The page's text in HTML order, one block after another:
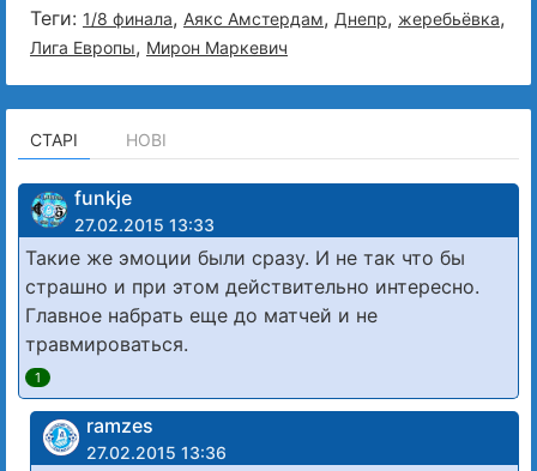
Теги: 1/8 финала, Аякс Амстердам, Днепр, жеребьёвка,
Лига Европы, Мирон Маркевич
СТАРІ НОВІ
funkje
27.02.2015 13:33
Такие же эмоции были сразу. И не так что бы
страшно и при этом действительно интересно.
Главное набрать еще до матчей и не
травмироваться.
1
ramzes
27.02.2015 13:36